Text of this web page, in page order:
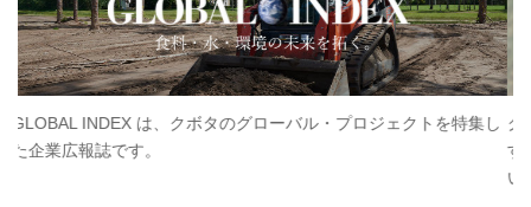
ェクトを特集し クボタラグビー部「クボタスピアーズ」のオフィシャ
す。スピアーズの最新情報、選手紹介、試合速報など